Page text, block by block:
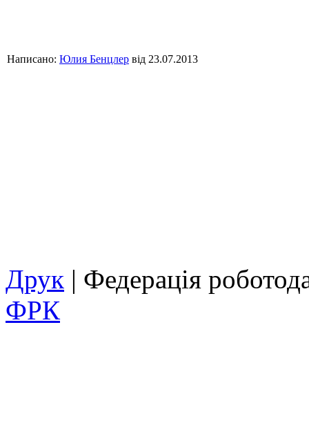
Написано: Юлия Бенцлер від 23.07.2013
Друк | Федерація
ФРК